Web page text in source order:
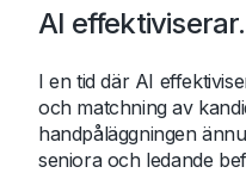
AI
I en tid där AI
och matchning av
handpåläggningen
seniora och ledande